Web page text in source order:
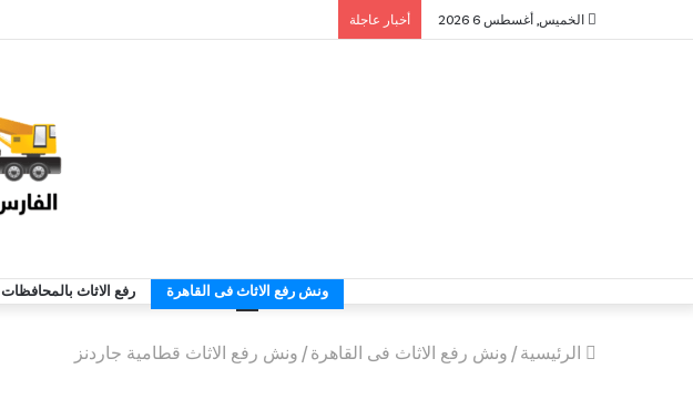
الخميس, أغسطس 6 2026 أخبار عاجلة
ونش رفع الاثاث فى القاهرة رفع الاثاث بالمحافظات
الرئيسية / ونش رفع الاثاث فى القاهرة / ونش رفع الاثاث قطامية جاردنز